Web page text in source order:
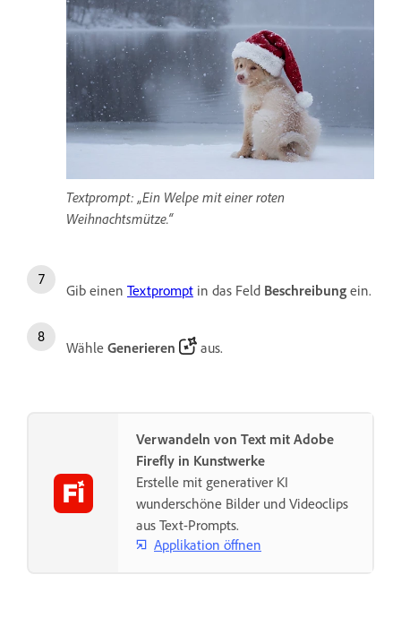
Textprompt: „Ein Welpe mit einer roten
Weihnachtsmütze.“
Gib einen Textprompt in das Feld Beschreibung ein.
Wähle Generieren aus.
Verwandeln von Text mit Adobe
Firefly in Kunstwerke
Erstelle mit generativer KI
wunderschöne Bilder und Videoclips
aus Text-Prompts.
Applikation öffnen